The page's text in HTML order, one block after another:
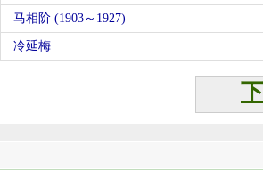
马相阶 (1903～1927)
冷延梅